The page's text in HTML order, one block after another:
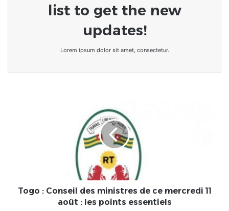
list to get the new
updates!
Lorem ipsum dolor sit amet, consectetur.
aoûtTogo : Conseil des ministres de ce mercredi 11
août : les points essentiels